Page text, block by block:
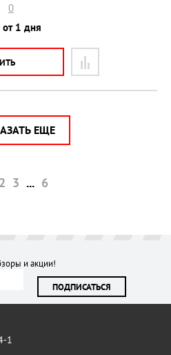
0
от 1 дня
ЕЩЕ
2 3 ... 6
и акции!
ПОДПИСАТЬСЯ
1